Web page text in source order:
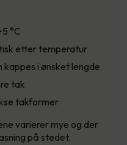
°C
etter temperatur
kappes i ønsket lengde
tak
takformer
varierer mye og der
på stedet.